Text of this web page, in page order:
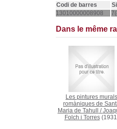
Codi de barres
13010000008908
Dans le même
Les pintures murals
romàniques de
Maria de Tahull
/
Folch i Torres